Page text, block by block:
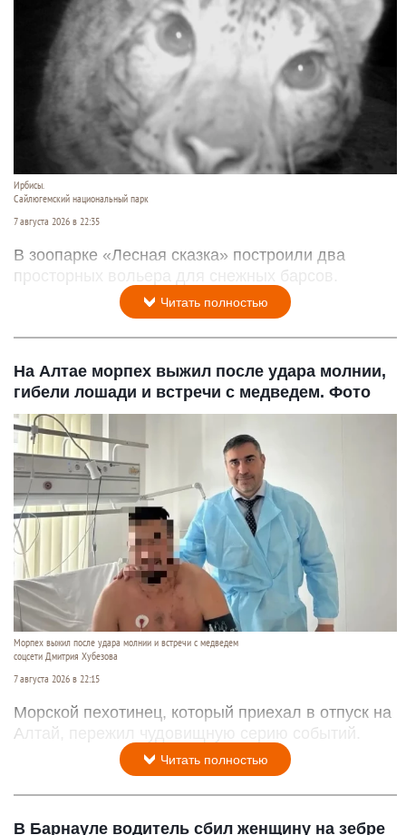
Ирбисы.
Сайлюгемский национальный парк
7 августа 2026 в 22:35
В зоопарке «Лесная сказка» построили два
просторных вольера для снежных барсов.
Читать полностью
На Алтае морпех выжил после удара молнии,
гибели лошади и встречи с медведем. Фото
Морпех выжил после удара молнии и встречи с медведем
соцсети Дмитрия Хубезова
7 августа 2026 в 22:15
Морской пехотинец, который приехал в отпуск на
Алтай, пережил чудовищную серию событий.
Читать полностью
В Барнауле водитель сбил женщину на зебре